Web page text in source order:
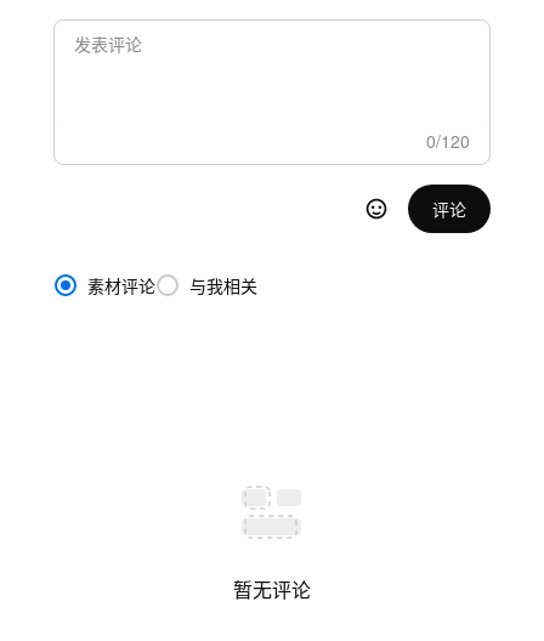
0/120
评论
素材评论 与我相关
暂无评论